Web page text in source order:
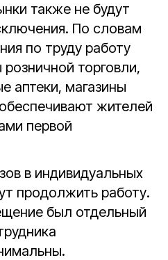
также не будут
По словам
по труду работу
торговли,
аптеки, магазины
жителей
первой
в индивидуальных
продолжить работу.
был отдельный